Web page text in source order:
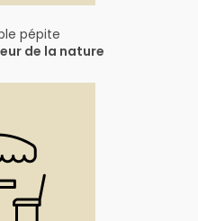
pépite
de la nature